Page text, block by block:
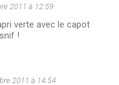
2011 à 12:59
verte avec le capot
!
2011 à 14:54